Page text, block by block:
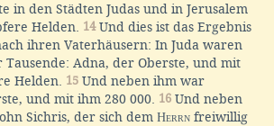
in den Städten Judas und in Jerusalem
Helden. 14Und dies ist das Ergebnis
ihren Vaterhäusern: In Juda waren
Tausende: Adna, der Oberste, und mit
Helden. 15 Und neben ihm war
und mit ihm 280 000. 16 Und neben
Sichris, der sich dem Herrn freiwillig